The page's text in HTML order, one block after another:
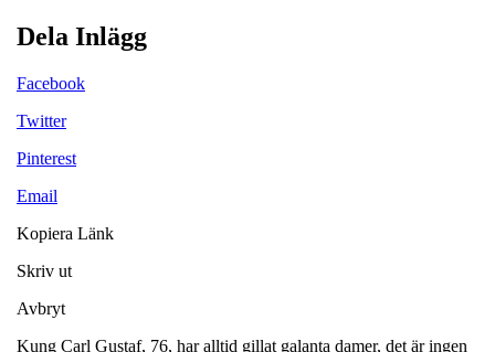
Dela Inlägg
Facebook
Twitter
Pinterest
Email
Kopiera Länk
Skriv ut
Avbryt
Kung Carl Gustaf, 76, har alltid gillat galanta damer, det är ingen